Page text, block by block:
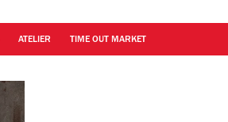
ATELIER TIME OUT MARKET